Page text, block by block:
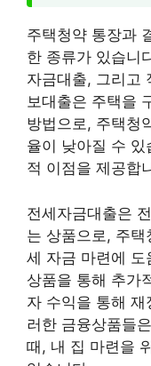
주택청약 통장과
한 종류가 있습니
자금대출, 그리고
보대출은 주택을
방법으로, 주택청
율이 낮아질 수
적 이점을 제공합
전세자금대출은
는 상품으로, 주
세 자금 마련에
상품을 통해 추가
자 수익을 통해
러한 금융상품들
때, 내 집 마련을